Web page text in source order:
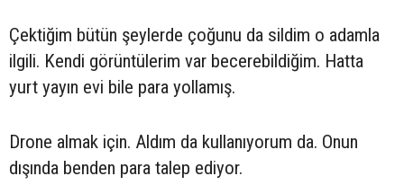
Çektiğim bütün şeylerde çoğunu da sildim o adamla
ilgili. Kendi görüntülerim var becerebildiğim. Hatta
yurt yayın evi bile para yollamış.
Drone almak için. Aldım da kullanıyorum da. Onun
dışında benden para talep ediyor.